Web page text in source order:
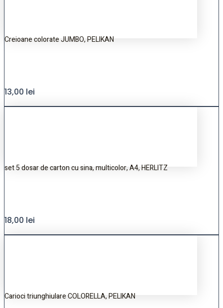
Creioane colorate JUMBO, PELIKAN
13,00 lei
set 5 dosar de carton cu sina, multicolor, A4, HERLITZ
18,00 lei
Carioci triunghiulare COLORELLA, PELIKAN